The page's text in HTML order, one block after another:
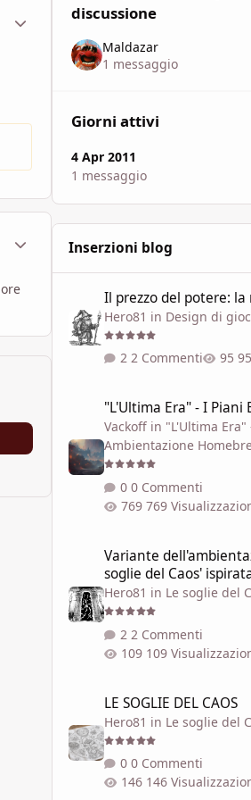
Statistiche Autorediscussione
Maldazar
1 messaggio
Giorni attivi
4 Apr 2011
1 messaggio
Inserzioni blog
Il prezzo del potere: la
Hero81 in Design di
2 Commenti
"L'Ultima Era" - I Piani
Vackoffin "L'Ultima Era"
Ambientazione
0 Commenti
769
Variante
soglie del Caos'
Hero81 in Le soglie del
2 Commenti
109
LE SOGLIE DEL CAOS
Hero81 in Le soglie del
0 Commenti
146